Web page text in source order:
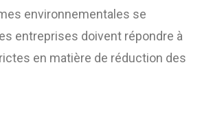
environnementales se
entreprises doivent répondre à
en matière de réduction des